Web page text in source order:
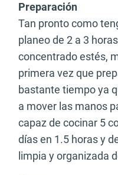
Preparación
Tan pronto como
planeo de 2 a 3
concentrado estés,
primera vez que
bastante tiempo ya
a mover las manos
capaz de cocinar 5
días en 1.5 horas y
limpia y organizada